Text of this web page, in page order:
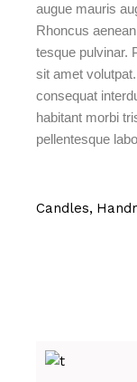
augue mauris
Rhoncus
tesque pulvinar.
sit amet
consequat
habitant morbi
pellentesque
Candles